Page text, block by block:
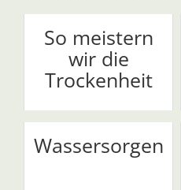
So meistern
wir die
Trockenheit
Wassersorgen